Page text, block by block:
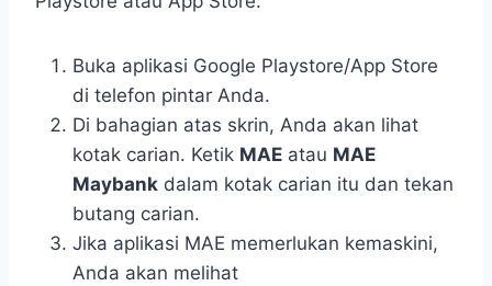
Buka aplikasi Google Playstore/App Store
di telefon pintar Anda.
Di bahagian atas skrin, Anda akan lihat
kotak carian. Ketik MAE atau MAE
Maybank dalam kotak carian itu dan tekan
butang carian.
Jika aplikasi MAE memerlukan kemaskini,
Anda akan melihat